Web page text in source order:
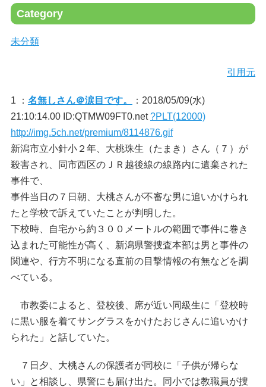
Category
未分類
引用元
1 ： 名無しさん＠涙目です。
：2018/05/09(水)
21:10:14.00 ID:QTMW09FT0.net?PLT(12000)
http://img.5ch.net/premium/8114876.gif
新潟市立小針小２年、大桃珠生（たまき）さん（７）が
殺害され、同市西区のＪＲ越後線の線路内に遺棄された
事件で、
事件当日の７日朝、大桃さんが不審な男に追いかけられ
たと学校で訴えていたことが判明した。
下校時、自宅から約３００メートルの範囲で事件に巻き
込まれた可能性が高く、新潟県警捜査本部は男と事件の
関連や、行方不明になる直前の目撃情報の有無などを調
べている。
市教委によると、登校後、席が近い同級生に「登校時
に黒い服を着てサングラスをかけたおじさんに追いかけ
られた」と話していた。
７日夕、大桃さんの保護者が同校に「子供が帰らな
い」と相談し、県警にも届け出た。同小では教職員が捜